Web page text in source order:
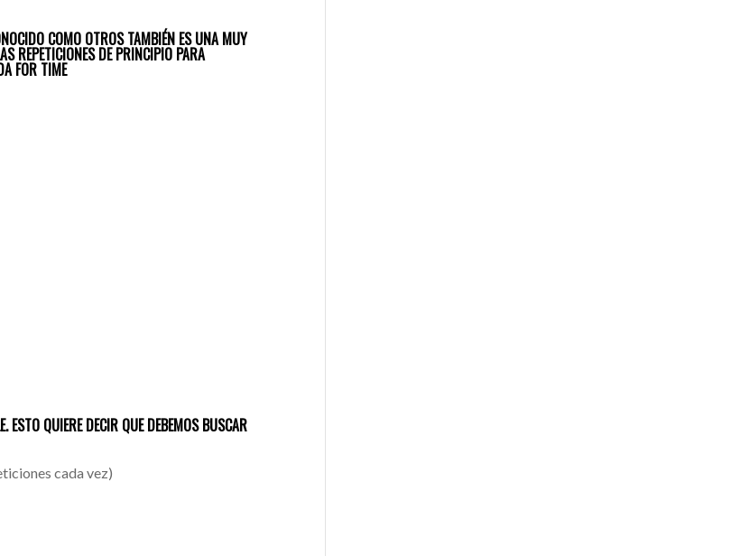
COMO OTROS TAMBIÉN ES UNA MUY
REPETICIONES DE PRINCIPIO PARA
FOR TIME
QUIERE DECIR QUE DEBEMOS BUSCAR
cada vez)